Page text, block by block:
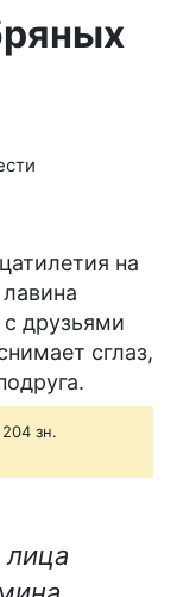
на
с друзьями
сглаз,
зн.
лица